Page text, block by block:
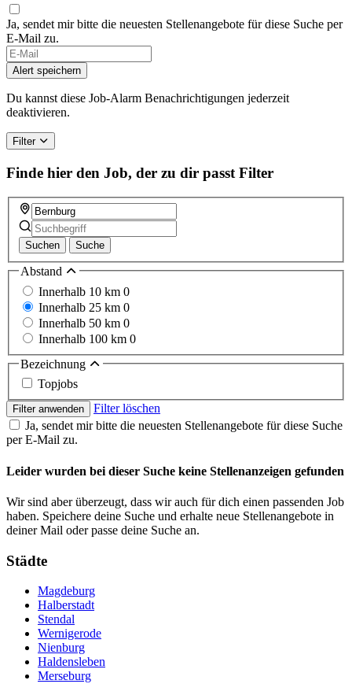
Ja, sendet mir bitte die neuesten Stellenangebote für diese Suche per
E-Mail zu.
If
you
are
a
human,
this
field
Alert speichern
Du kannst diese Job-Alarm Benachrichtigungen jederzeit
deaktivieren.
Filter
Finde hier den Job, der zu dir passt Filter
Suchen Suche
Abstand
Innerhalb 10 km 0
Innerhalb 25 km 0
Innerhalb 50 km 0
Innerhalb 100 km 0
Bezeichnung
Topjobs
Filter anwenden
Filter löschen
Ja, sendet mir bitte die neuesten Stellenangebote für diese Suche
per E-Mail zu.
Leider wurden bei dieser Suche keine Stellenanzeigen gefunden
Wir sind aber überzeugt, dass wir auch für dich einen passenden Job
haben. Speichere deine Suche und erhalte neue Stellenangebote in
deiner Mail oder passe deine Suche an.
Städte
Magdeburg
Halberstadt
Stendal
Wernigerode
Nienburg
Haldensleben
Merseburg